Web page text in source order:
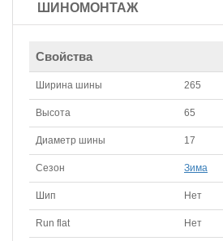
ШИНОМОНТАЖ
Свойства
Ширина шины 265
Высота 65
Диаметр шины 17
Сезон Зима
Шип Нет
Run flat Нет